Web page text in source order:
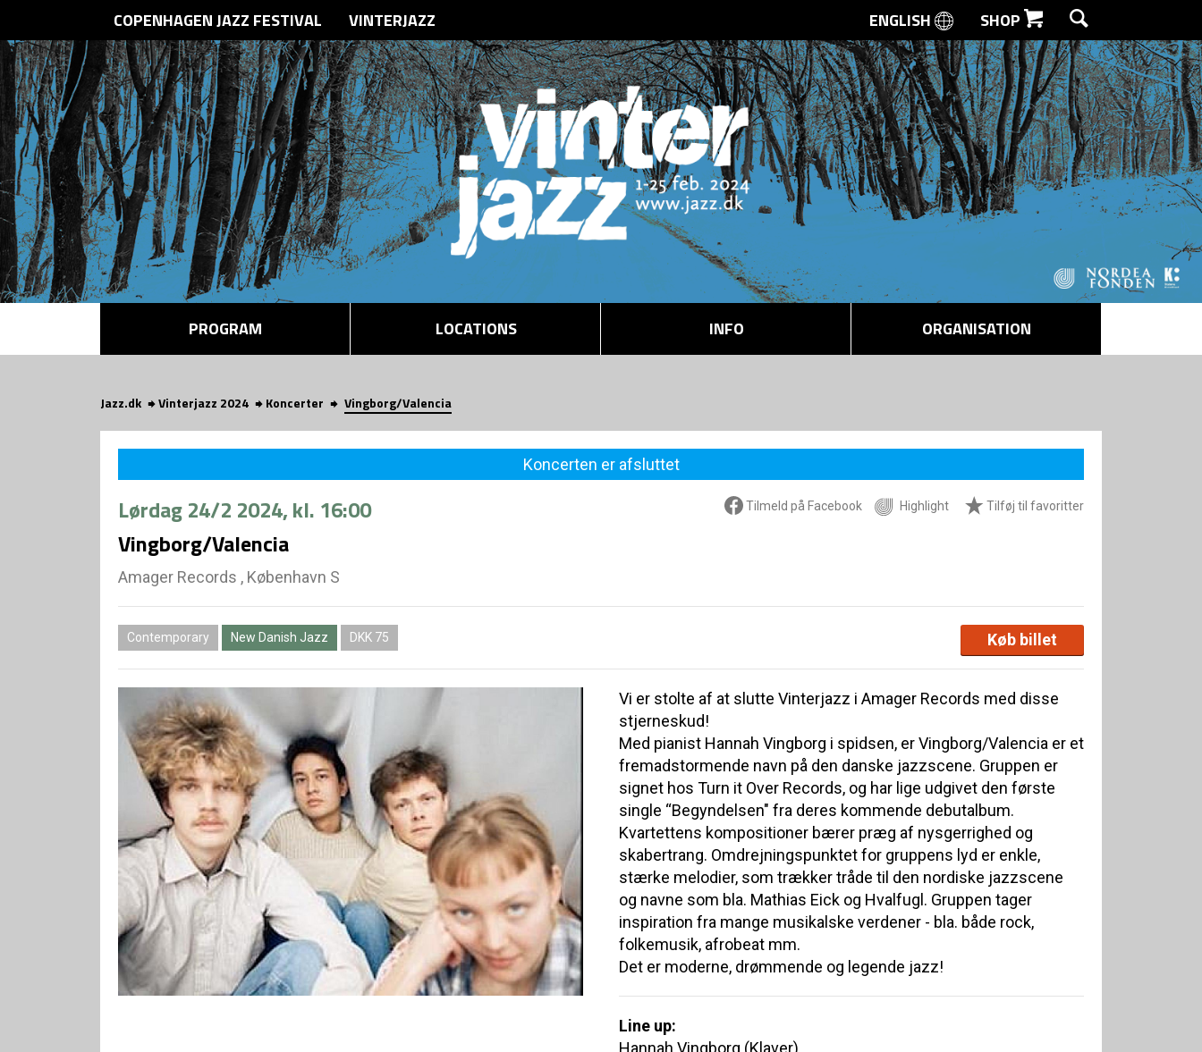
SØG
COPENHAGEN JAZZ FESTIVAL VINTERJAZZ ENGLISH SHOP
PROGRAM LOCATIONS INFO ORGANISATION
Jazz.dk Vinterjazz 2024 Koncerter Vingborg/Valencia
Koncerten er afsluttet
Tilmeld på Facebook Highlight Tilføj til favoritter
Lørdag24/2 2024, kl. 16:00
Vingborg/Valencia
Amager Records , København S
Contemporary New Danish Jazz DKK 75 Køb billet
Vi er stolte af at slutte Vinterjazz i Amager Records med disse
stjerneskud!
Med pianist Hannah Vingborg i spidsen, er Vingborg/Valencia er et
fremadstormende navn på den danske jazzscene. Gruppen er
signet hos Turn it Over Records, og har lige udgivet den første
single “Begyndelsen" fra deres kommende debutalbum.
Kvartettens kompositioner bærer præg af nysgerrighed og
skabertrang. Omdrejningspunktet for gruppens lyd er enkle,
stærke melodier, som trækker tråde til den nordiske jazzscene
og navne som bla. Mathias Eick og Hvalfugl. Gruppen tager
inspiration fra mange musikalske verdener - bla. både rock,
folkemusik, afrobeat mm.
Det er moderne, drømmende og legende jazz!
Line up:
Hannah Vingborg (Klaver)